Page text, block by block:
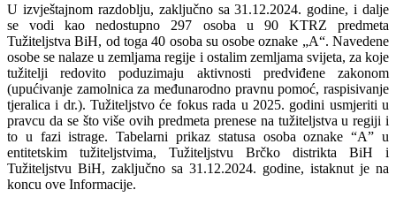
U izvještajnom razdoblju, zaključno sa 31.12.2024. godine, i dalje
se vodi kao nedostupno 297 osoba u 90 KTRZ predmeta
Tužiteljstva BiH, od toga 40 osoba su osobe oznake „A“. Navedene
osobe se nalaze u zemljama regije i ostalim zemljama svijeta, za koje
tužitelji redovito poduzimaju aktivnosti predviđene zakonom
(upućivanje zamolnica za međunarodno pravnu pomoć, raspisivanje
tjeralica i dr.). Tužiteljstvo će fokus rada u 2025. godini usmjeriti u
pravcu da se što više ovih predmeta prenese na tužiteljstva u regiji i
to u fazi istrage. Tabelarni prikaz statusa osoba oznake “A” u
entitetskim tužiteljstvima, Tužiteljstvu Brčko distrikta BiH i
Tužiteljstvu BiH, zaključno sa 31.12.2024. godine, istaknut je na
koncu ove Informacije.